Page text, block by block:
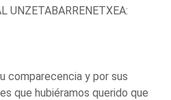
UNZETABARRENETXEA:
comparecencia y por sus
que hubiéramos querido que